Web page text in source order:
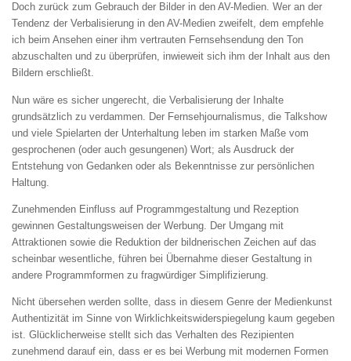
Doch zurück zum Gebrauch der Bilder in den AV-Medien. Wer an der
Tendenz der Verbalisierung in den AV-Medien zweifelt, dem empfehle
ich beim Ansehen einer ihm vertrauten Fernsehsendung den Ton
abzuschalten und zu überprüfen, inwieweit sich ihm der Inhalt aus den
Bildern erschließt.
Nun wäre es sicher ungerecht, die Verbalisierung der Inhalte
grundsätzlich zu verdammen. Der Fernsehjournalismus, die Talkshow
und viele Spielarten der Unterhaltung leben im starken Maße vom
gesprochenen (oder auch gesungenen) Wort; als Ausdruck der
Entstehung von Gedanken oder als Bekenntnisse zur persönlichen
Haltung.
Zunehmenden Einfluss auf Programmgestaltung und Rezeption
gewinnen Gestaltungsweisen der Werbung. Der Umgang mit
Attraktionen sowie die Reduktion der bildnerischen Zeichen auf das
scheinbar wesentliche, führen bei Übernahme dieser Gestaltung in
andere Programmformen zu fragwürdiger Simplifizierung.
Nicht übersehen werden sollte, dass in diesem Genre der Medienkunst
Authentizität im Sinne von Wirklichkeitswiderspiegelung kaum gegeben
ist. Glücklicherweise stellt sich das Verhalten des Rezipienten
zunehmend darauf ein, dass er es bei Werbung mit modernen Formen